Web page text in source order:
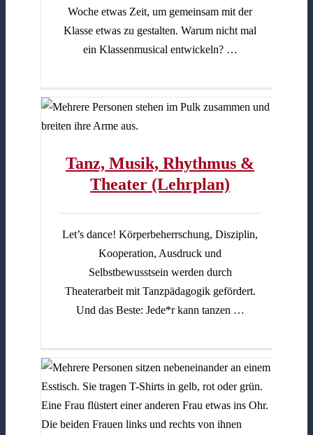
Woche etwas Zeit, um gemeinsam mit der
Klasse etwas zu gestalten. Warum nicht mal
ein Klassenmusical entwickeln? …
Tanz, Musik, Rhythmus &
Theater (Lehrplan)
Let’s dance! Körperbeherrschung, Disziplin,
Kooperation, Ausdruck und
Selbstbewusstsein werden durch
Theaterarbeit mit Tanzpädagogik gefördert.
Und das Beste: Jede*r kann tanzen …